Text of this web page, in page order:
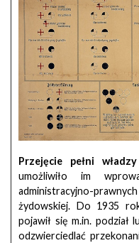
Przejęcie pełni
umożliwiło im
administracyjno-
żydowskiej. Do 1935
pojawił się m.in. podział
odzwierciedlać